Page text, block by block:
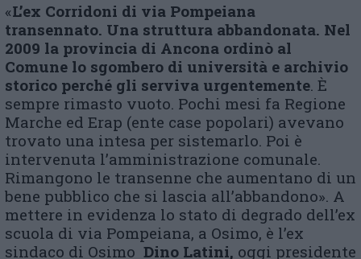
«L’ex Corridoni di via Pompeiana
transennato. Una struttura abbandonata. Nel
2009 la provincia di Ancona ordinò al
Comune lo sgombero di università e archivio
storico perché gli serviva urgentemente. È
sempre rimasto vuoto. Pochi mesi fa Regione
Marche ed Erap (ente case popolari) avevano
trovato una intesa per sistemarlo. Poi è
intervenuta l’amministrazione comunale.
Rimangono le transenne che aumentano di un
bene pubblico che si lascia all’abbandono». A
mettere in evidenza lo stato di degrado dell’ex
scuola di via Pompeiana, a Osimo, è l’ex
sindaco di Osimo Dino Latini, oggi presidente